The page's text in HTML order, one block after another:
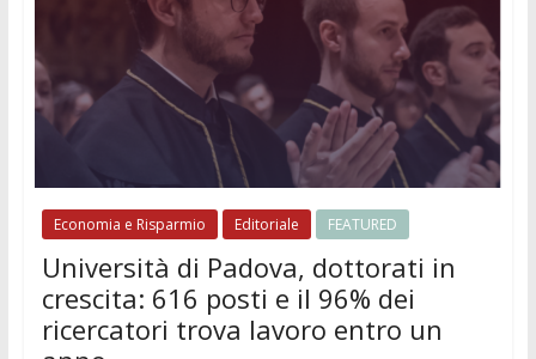
Economia e Risparmio Editoriale FEATURED
Università di Padova, dottorati in
crescita: 616 posti e il 96% dei
ricercatori trova lavoro entro un